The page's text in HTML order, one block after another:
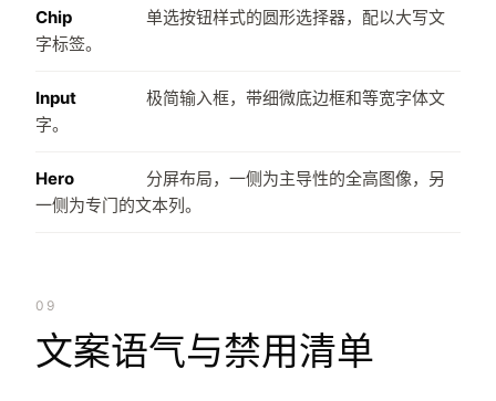
Chip
单选按钮样式的圆形选择器，配以大写文
字标签。
Input
极简输入框，带细微底边框和等宽字体文
字。
Hero
分屏布局，一侧为主导性的全高图像，另
一侧为专门的文本列。
09
文案语气与禁用清单